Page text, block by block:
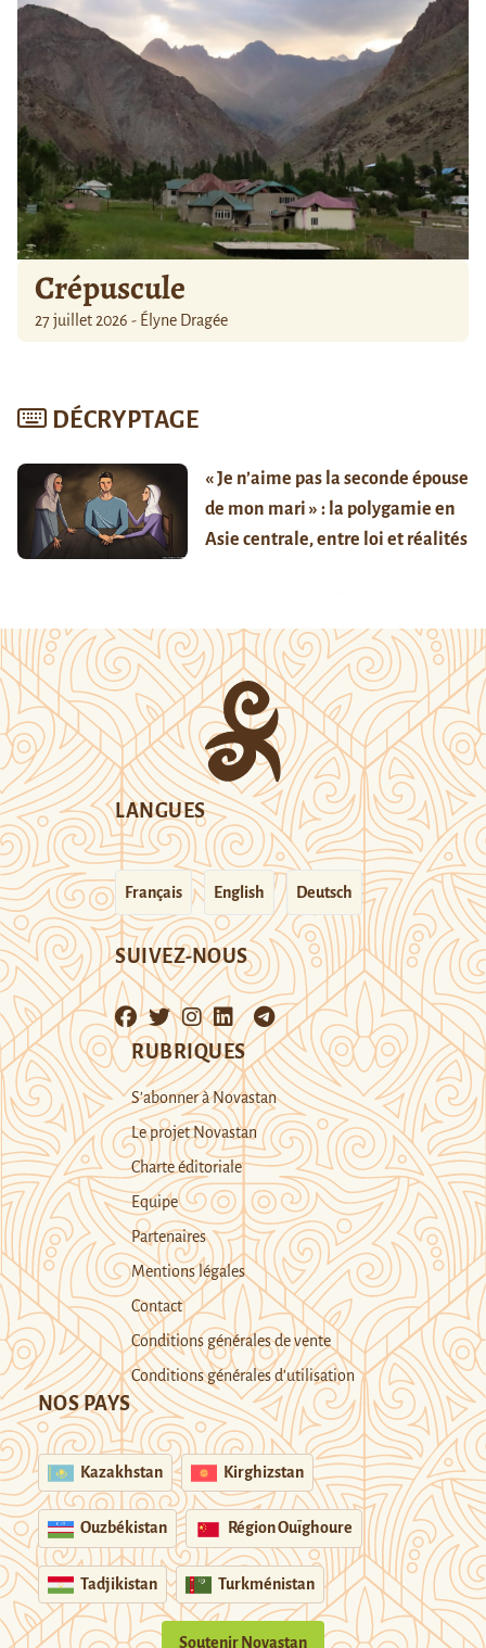
Crépuscule
27 juillet 2026 - Élyne Dragée
DÉCRYPTAGE
« Je n’aime pas la seconde épouse
de mon mari » : la polygamie en
Asie centrale, entre loi et réalités
LANGUES
Français English Deutsch
SUIVEZ-NOUS
RUBRIQUES
S’abonner à Novastan
Le projet Novastan
Charte éditoriale
Equipe
Partenaires
Mentions légales
Contact
Conditions générales de vente
Conditions générales d’utilisation
NOS PAYS
Kazakhstan Kirghizstan
Ouzbékistan Région Ouïghoure
Tadjikistan Turkménistan
Soutenir Novastan